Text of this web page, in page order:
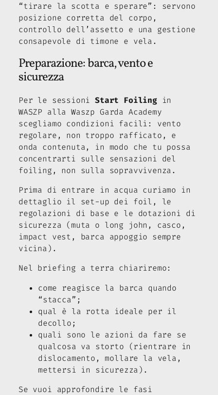
“tirare la scotta e sperare”: servono
posizione corretta del corpo,
controllo dell’assetto e una gestione
consapevole di timone e vela.
Preparazione: barca, vento e
sicurezza
Per le sessioniStart Foilingin
WASZP alla Waszp Garda Academy
scegliamo condizioni facili: vento
regolare, non troppo rafficato, e
onda contenuta, in modo che tu possa
concentrarti sulle sensazioni del
foiling, non sulla sopravvivenza.
Prima di entrare in acqua curiamo in
dettaglio il set-up dei foil, le
regolazioni di base e le dotazioni di
sicurezza (muta o long john, casco,
impact vest, barca appoggio sempre
vicina).
Nel briefing a terra chiariremo:
come reagisce la barca quando
“stacca”;
qual è la rotta ideale per il
decollo;
quali sono le azioni da fare se
qualcosa va storto (rientrare in
dislocamento, mollare la vela,
mettersi in sicurezza).
Se vuoi approfondire le fasi